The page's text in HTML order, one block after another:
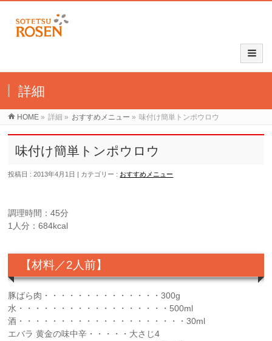
詳細
HOME » 詳細 » おすすめメニュー » 味付け簡単トンポウロウ
味付け簡単トンポウロウ
投稿日 : 2013年4月1日 カテゴリー : おすすめメニュー
調理時間：45分
1人分：684kcal
【材料／2人前】
豚ばら肉・・・・・・・・・・・・・・300g
水・・・・・・・・・・・・・・・・・・500ml
酒・・・・・・・・・・・・・・・・・・・・30ml
エバラ 黄金の味中辛・・・・・大さじ4